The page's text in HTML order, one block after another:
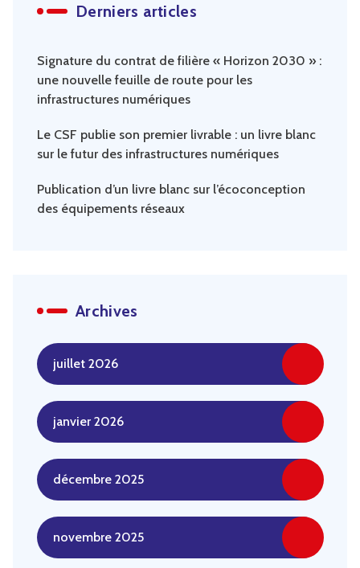
Derniers articles
Signature du contrat de filière « Horizon 2030 » :
une nouvelle feuille de route pour les
infrastructures numériques
Le CSF publie son premier livrable : un livre blanc
sur le futur des infrastructures numériques
Publication d’un livre blanc sur l’écoconception
des équipements réseaux
Archives
juillet 2026
janvier 2026
décembre 2025
novembre 2025